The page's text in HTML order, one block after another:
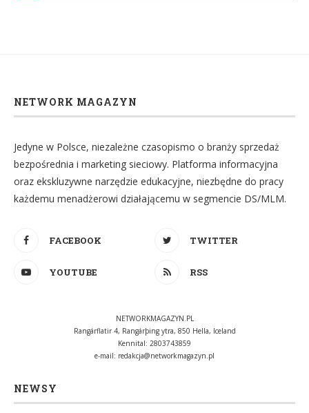
NETWORK MAGAZYN
Jedyne w Polsce, niezależne czasopismo o branży sprzedaż
bezpośrednia i marketing sieciowy. Platforma informacyjna
oraz ekskluzywne narzędzie edukacyjne, niezbędne do pracy
każdemu menadżerowi działającemu w segmencie DS/MLM.
FACEBOOK TWITTER
YOUTUBE RSS
NETWORKMAGAZYN.PL
Rangárflatir 4, Rangárþing ytra, 850 Hella, Iceland
Kennital: 2803743859
e-mail: redakcja@networkmagazyn.pl
NEWSY